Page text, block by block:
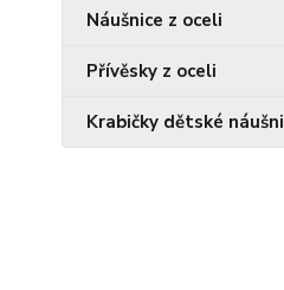
Náušnice z oceli
Přívěsky z oceli
Krabičky dětské